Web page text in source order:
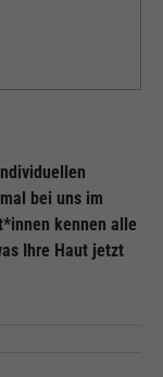
bei uns im
kennen alle
Ihre Haut jetzt